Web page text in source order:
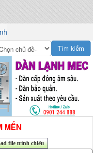
MẾN
file trình chiếu